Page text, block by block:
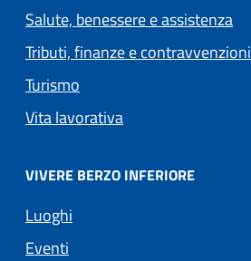
Salute, benessere e assistenza
Tributi, finanze e contravvenzioni
Turismo
Vita lavorativa
VIVERE BERZO INFERIORE
Luoghi
Eventi